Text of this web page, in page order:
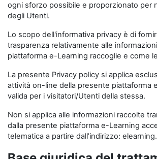
ogni sforzo possibile e proporzionato per
degli Utenti.
Lo scopo dell'informativa privacy è di
trasparenza relativamente alle
piattaforma e-Learning raccoglie e come
La presente Privacy policy si applica
attività on-line della presente piattaforma
valida per i visitatori/Utenti della stessa.
Non si applica alle informazioni raccolte
dalla presente piattaforma e-Learning
telematica a partire dall’indirizzo: